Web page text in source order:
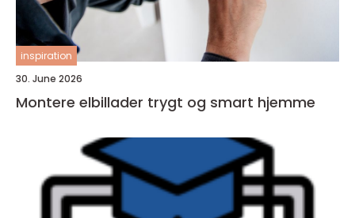
inspiration
30. June 2026
Montere elbillader trygt og smart hjemme